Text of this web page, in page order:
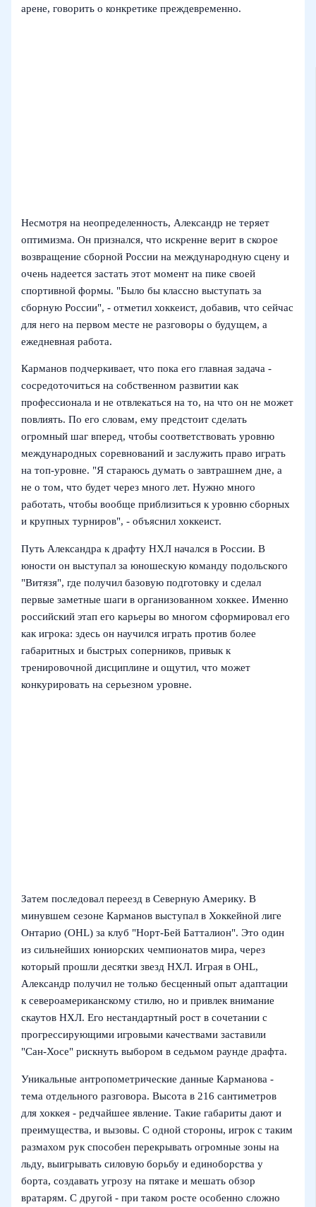
арене, говорить о конкретике преждевременно.
Несмотря на неопределенность, Александр не теряет
оптимизма. Он признался, что искренне верит в скорое
возвращение сборной России на международную сцену и
очень надеется застать этот момент на пике своей
спортивной формы. "Было бы классно выступать за
сборную России", - отметил хоккеист, добавив, что сейчас
для него на первом месте не разговоры о будущем, а
ежедневная работа.
Карманов подчеркивает, что пока его главная задача -
сосредоточиться на собственном развитии как
профессионала и не отвлекаться на то, на что он не может
повлиять. По его словам, ему предстоит сделать
огромный шаг вперед, чтобы соответствовать уровню
международных соревнований и заслужить право играть
на топ‑уровне. "Я стараюсь думать о завтрашнем дне, а
не о том, что будет через много лет. Нужно много
работать, чтобы вообще приблизиться к уровню сборных
и крупных турниров", - объяснил хоккеист.
Путь Александра к драфту НХЛ начался в России. В
юности он выступал за юношескую команду подольского
"Витязя", где получил базовую подготовку и сделал
первые заметные шаги в организованном хоккее. Именно
российский этап его карьеры во многом сформировал его
как игрока: здесь он научился играть против более
габаритных и быстрых соперников, привык к
тренировочной дисциплине и ощутил, что может
конкурировать на серьезном уровне.
Затем последовал переезд в Северную Америку. В
минувшем сезоне Карманов выступал в Хоккейной лиге
Онтарио (OHL) за клуб "Норт‑Бей Батталион". Это один
из сильнейших юниорских чемпионатов мира, через
который прошли десятки звезд НХЛ. Играя в OHL,
Александр получил не только бесценный опыт адаптации
к североамериканскому стилю, но и привлек внимание
скаутов НХЛ. Его нестандартный рост в сочетании с
прогрессирующими игровыми качествами заставили
"Сан‑Хосе" рискнуть выбором в седьмом раунде драфта.
Уникальные антропометрические данные Карманова -
тема отдельного разговора. Высота в 216 сантиметров
для хоккея - редчайшее явление. Такие габариты дают и
преимущества, и вызовы. С одной стороны, игрок с таким
размахом рук способен перекрывать огромные зоны на
льду, выигрывать силовую борьбу и единоборства у
борта, создавать угрозу на пятаке и мешать обзор
вратарям. С другой - при таком росте особенно сложно